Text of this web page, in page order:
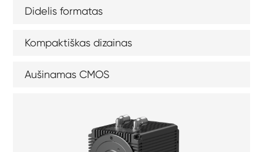
Didelis formatas
Kompaktiškas dizainas
Aušinamas CMOS